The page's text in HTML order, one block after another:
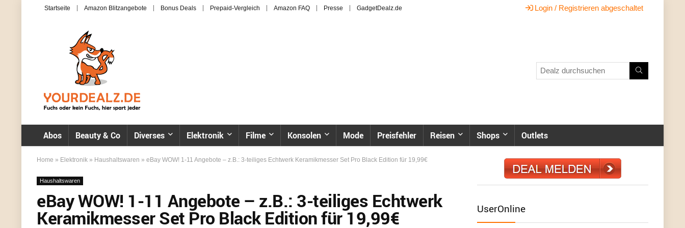
Startseite Amazon Blitzangebote Bonus Deals Prepaid-Vergleich Amazon FAQ Presse GadgetDealz.de Login / Registrieren abgeschaltet
Abos Beauty & Co Diverses Elektronik Filme Konsolen Mode Preisfehler Reisen Shops Outlets
Home » Elektronik » Haushaltswaren » eBay WOW! 1-11 Angebote – z.B.: 3-teiliges Echtwerk Keramikmesser Set Pro Black Edition für 19,99€
Haushaltswaren
eBay WOW! 1-11 Angebote – z.B.: 3-teiliges Echtwerk
Keramikmesser Set Pro Black Edition für 19,99€ UserOnline